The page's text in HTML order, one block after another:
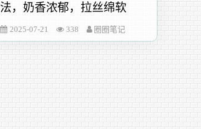
法，奶香浓郁，拉丝绵软
2025-07-21 338 圈圈笔记